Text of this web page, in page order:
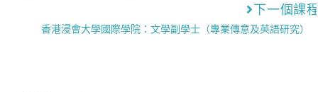
下一個課
香港浸會大學國際學院：文學副學士（專業傳意及英語研究）